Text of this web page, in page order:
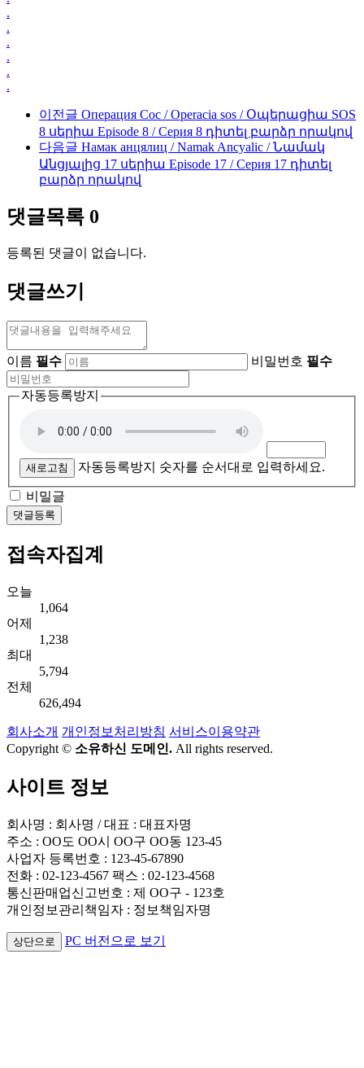
.
.
.
.
.
.
이전글 Операция Сос / Operacia sos / Օպերացիա SOS
8 սերիա Episode 8 / Серия 8 դիտել բարձր որակով
다음글 Намак анцялиц / Namak Ancyalic / Նամակ
Անցյալից 17 սերիա Episode 17 / Серия 17 դիտել
բարձր որակով
댓글목록 0
등록된 댓글이 없습니다.
댓글쓰기
이름 필수 비밀번호 필수
자동등록방지
새로고침 자동등록방지 숫자를 순서대로 입력하세요.
비밀글
댓글등록
접속자집계
오늘
1,064
어제
1,238
최대
5,794
전체
626,494
회사소개 개인정보처리방침 서비스이용약관
Copyright © 소유하신 도메인. All rights reserved.
사이트 정보
회사명 : 회사명 / 대표 : 대표자명
주소 : OO도 OO시 OO구 OO동 123-45
사업자 등록번호 : 123-45-67890
전화 : 02-123-4567 팩스 : 02-123-4568
통신판매업신고번호 : 제 OO구 - 123호
개인정보관리책임자 : 정보책임자명
상단으로 PC 버전으로 보기